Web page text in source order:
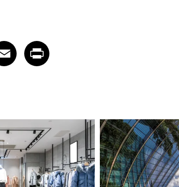
on Xon Facebook
article on Email
Email
Share article on Print